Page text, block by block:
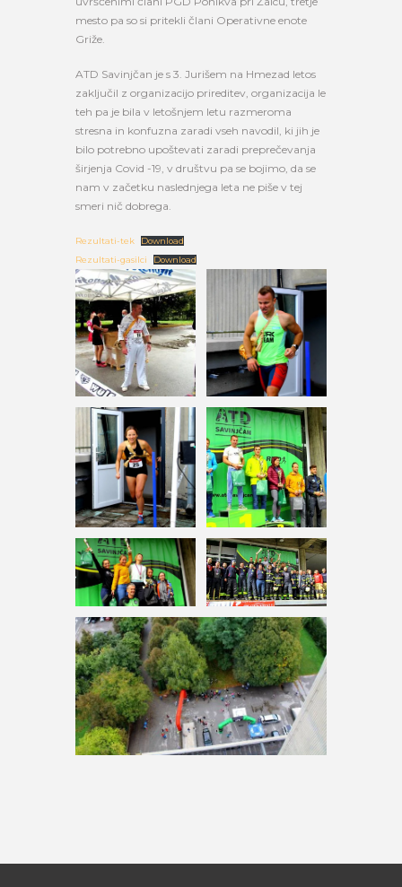
mesto pa so si pritekli člani Operativne enote
Griže.
ATD Savinjčan je s 3. Jurišem na Hmezad letos
zaključil z organizacijo prireditev, organizacija le
teh pa je bila v letošnjem letu razmeroma
stresna in konfuzna zaradi vseh navodil, ki jih je
bilo potrebno upoštevati zaradi preprečevanja
širjenja Covid -19, v društvu pa se bojimo, da se
nam v začetku naslednjega leta ne piše v tej
smeri nič dobrega.
Rezultati-tek
Download
Rezultati-gasilci
Download